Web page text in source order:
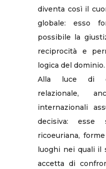
diventa così il
globale: esso
possibile la
reciprocità e
logica del dominio.
Alla luce di
relazionale,
internazionali
decisiva: esse
ricoeuriana,
luoghi nei quali il
accetta di